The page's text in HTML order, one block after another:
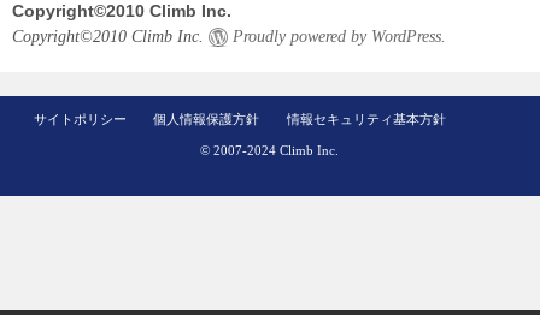
Copyright©2010 Climb Inc.
Copyright©2010 Climb Inc. Proudly powered by WordPress.
サイトポリシー 個人情報保護方針 情報セキュリティ基本方針
© 2007-2024 Climb Inc.